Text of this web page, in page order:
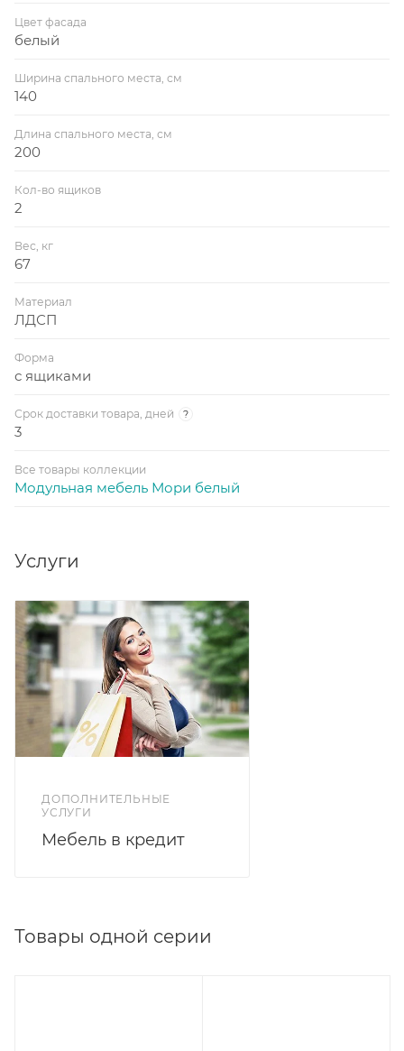
Цвет фасада
белый
Ширина спального места, см
140
Длина спального места, см
200
Кол-во ящиков
2
Вес, кг
67
Материал
ЛДСП
Форма
с ящиками
Срок доставки товара, дней ?
3
Все товары коллекции
Модульная мебель Мори белый
Услуги
ДОПОЛНИТЕЛЬНЫЕ
УСЛУГИ
Мебель в кредит
Товары одной серии